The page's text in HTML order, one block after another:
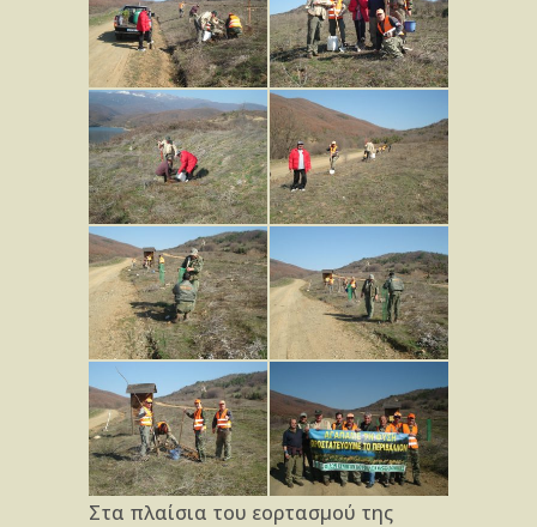
Στα πλαίσια του εορτασμού της